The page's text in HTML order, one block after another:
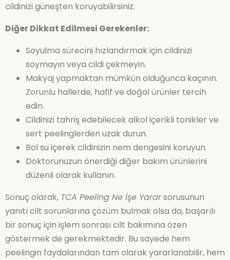
cildinizi güneşten koruyabilirsiniz.
Diğer Dikkat Edilmesi Gerekenler:
Soyulma sürecini hızlandırmak için cildinizi
soymayın veya cildi çekmeyin.
Makyaj yapmaktan mümkün olduğunca kaçının.
Zorunlu hallerde, hafif ve doğal ürünler tercih
edin.
Cildinizi tahriş edebilecek alkol içerikli tonikler ve
sert peelinglerden uzak durun.
Bol su içerek cildinizin nem dengesini koruyun.
Doktorunuzun önerdiği diğer bakım ürünlerini
düzenli olarak kullanın.
Sonuç olarak, TCA Peeling Ne İşe Yararsorusunun
yanıtı cilt sorunlarına çözüm bulmak olsa da, başarılı
bir sonuç için işlem sonrası cilt bakımına özen
göstermek de gerekmektedir. Bu sayede hem
peelingin faydalarından tam olarak yararlanabilir, hem